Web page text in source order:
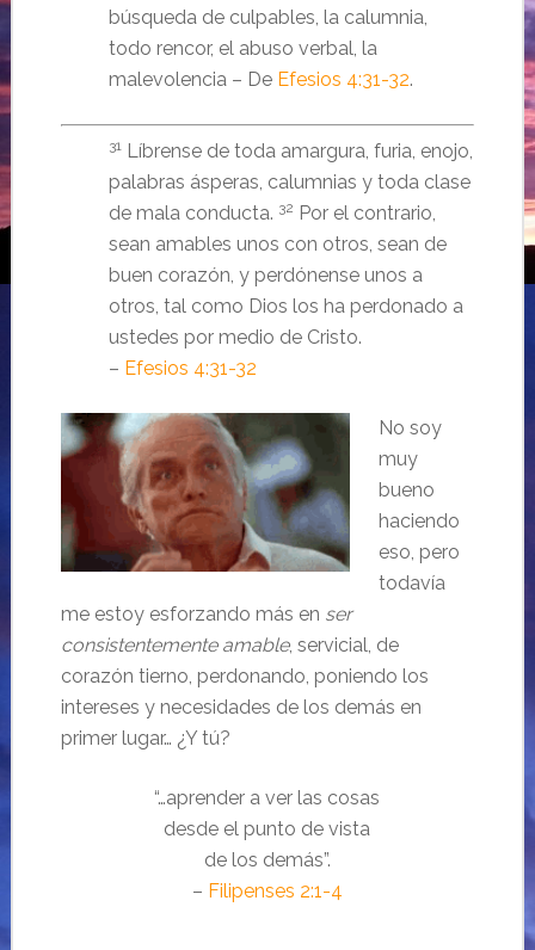
búsqueda de culpables, la calumnia,
todo rencor, el abuso verbal, la
malevolencia – De Efesios 4:31-32.
31Líbrense de toda amargura, furia, enojo,
palabras ásperas, calumnias y toda clase
de mala conducta. 32 Por el contrario,
sean amables unos con otros, sean de
buen corazón, y perdónense unos a
otros, tal como Dios los ha perdonado a
ustedes por medio de Cristo.
– Efesios 4:31-32
No soy
muy
bueno
haciendo
eso, pero
todavía
me estoy esforzando más en ser
consistentemente amable, servicial, de
corazón tierno, perdonando, poniendo los
intereses y necesidades de los demás en
primer lugar… ¿Y tú?
“…aprender a ver las cosas
desde el punto de vista
de los demás”.
– Filipenses 2:1-4